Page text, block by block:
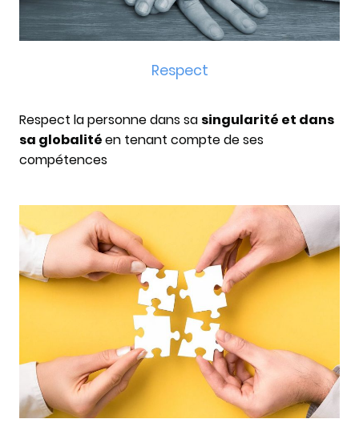
Respect
Respect la personne dans sa singularité et dans
sa globalitéen tenant compte de ses
compétences